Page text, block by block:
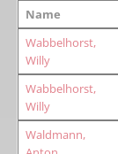
Name
Wabbelhorst,
Willy
Wabbelhorst,
Willy
Waldmann,